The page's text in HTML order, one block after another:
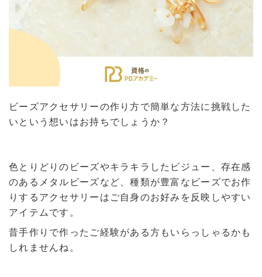
ビーズアクセサリーの作り方で簡単な方法に挑戦した
いという想いはお持ちでしょうか？
色とりどりのビーズやキラキラしたビジュー、存在感
のあるメタルビーズなど、種類が豊富なビーズでお作
りするアクセサリーはご自身のお好みを反映しやすい
アイテムです。
昔手作りで作ったご経験がある方もいらっしゃるかも
しれませんね。